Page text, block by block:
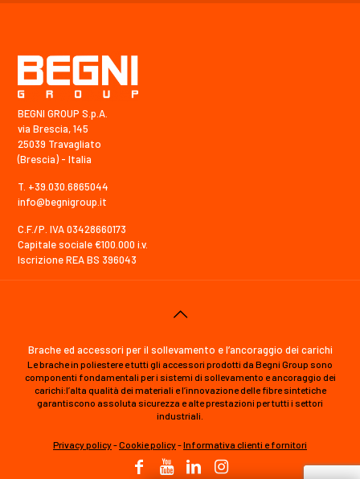
BEGNI GROUP S.p.A.
via Brescia, 145
25039 Travagliato
(Brescia) - Italia
T. +39.030.6865044
info@begnigroup.it
C.F./P. IVA 03428660173
Capitale sociale €100.000 i.v.
Iscrizione REA BS 396043
Brache ed accessori per il sollevamento e l’ancoraggio dei carichi
Le brache in poliestere e tutti gli accessori prodotti da Begni Group sono
componenti fondamentali per i sistemi di sollevamento e ancoraggio dei
carichi:l’alta qualità dei materiali e l’innovazione delle fibre sintetiche
garantiscono assoluta sicurezza e alte prestazioni per tutti i settori
industriali.
Privacy policy-Cookie policy-Informativa clienti e fornitori